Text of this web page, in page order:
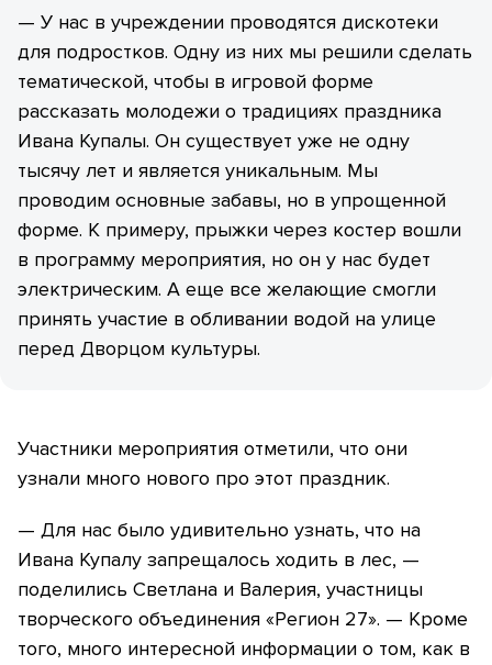
— У нас в учреждении проводятся дискотеки
для подростков. Одну из них мы решили сделать
тематической, чтобы в игровой форме
рассказать молодежи о традициях праздника
Ивана Купалы. Он существует уже не одну
тысячу лет и является уникальным. Мы
проводим основные забавы, но в упрощенной
форме. К примеру, прыжки через костер вошли
в программу мероприятия, но он у нас будет
электрическим. А еще все желающие смогли
принять участие в обливании водой на улице
перед Дворцом культуры.
Участники мероприятия отметили, что они
узнали много нового про этот праздник.
— Для нас было удивительно узнать, что на
Ивана Купалу запрещалось ходить в лес, —
поделились Светлана и Валерия, участницы
творческого объединения «Регион 27». — Кроме
того, много интересной информации о том, как в